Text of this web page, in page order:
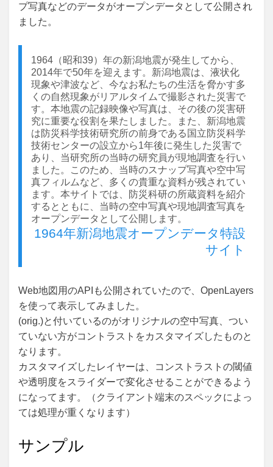
プ写真などのデータがオープンデータとして公開され
ました。
1964（昭和39）年の新潟地震が発生してから、
2014年で50年を迎えます。新潟地震は、液状化
現象や津波など、今なお私たちの生活を脅かす多
くの自然現象がリアルタイムで撮影された災害で
す。本地震の記録映像や写真は、その後の災害研
究に重要な役割を果たしました。また、新潟地震
は防災科学技術研究所の前身である国立防災科学
技術センターの設立から1年後に発生した災害で
あり、当研究所の当時の研究員が現地調査を行い
ました。このため、当時のスナップ写真や空中写
真フィルムなど、多くの貴重な資料が残されてい
ます。本サイトでは、防災科研の所蔵資料を紹介
するとともに、当時の空中写真や現地調査写真を
オープンデータとして公開します。
1964年新潟地震オープンデータ特設
サイト
Web地図用のAPIも公開されていたので、OpenLayers
を使って表示してみました。
(orig.)と付いているのがオリジナルの空中写真、つい
ていない方がコントラストをカスタマイズしたものと
なります。
カスタマイズしたレイヤーは、コンストラストの閾値
や透明度をスライダーで変化させることができるよう
になってます。（クライアント端末のスペックによっ
ては処理が重くなります）
サンプル